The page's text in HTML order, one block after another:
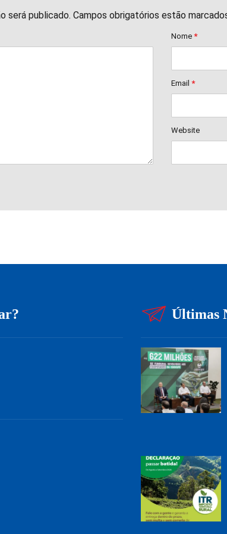
será publicado. Campos obrigatórios estão
Nome *
Email *
Website
Últimas